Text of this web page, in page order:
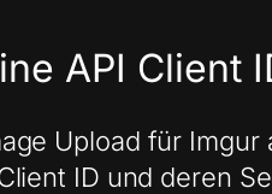
API Client
Upload für Imgur
ID und deren